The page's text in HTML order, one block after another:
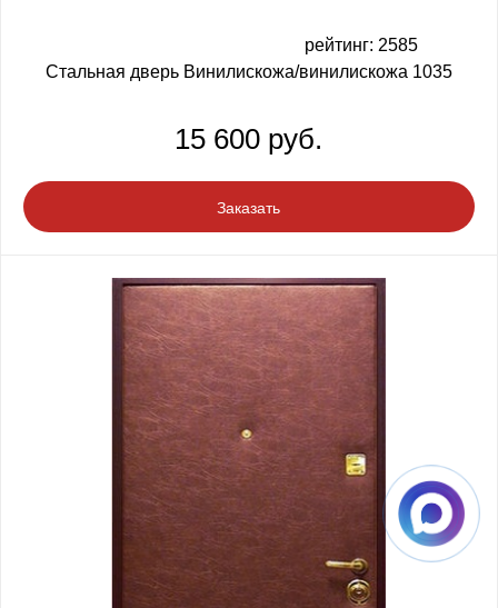
рейтинг: 2585
Стальная дверь Винилискожа/винилискожа 1035
15 600 руб.
Заказать